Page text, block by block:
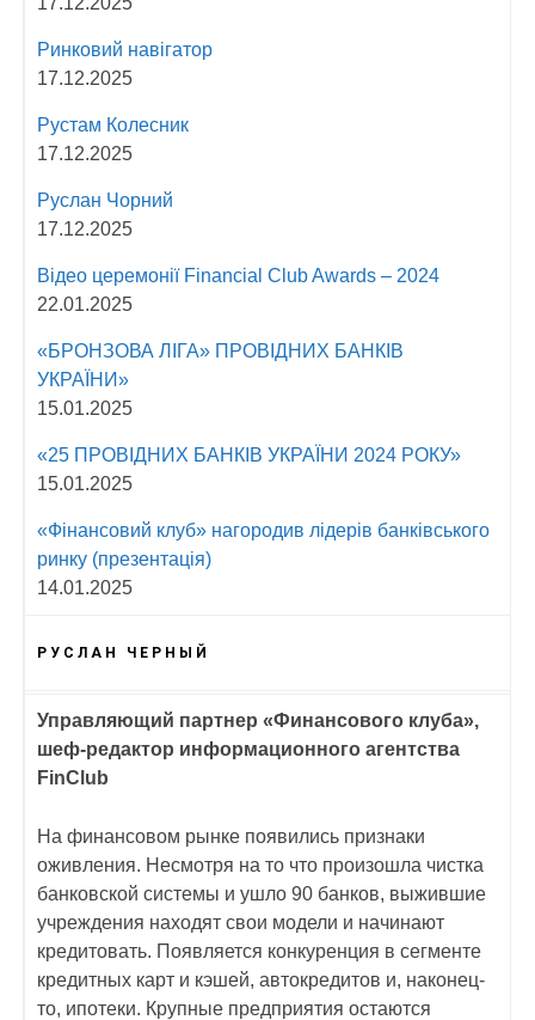
Ринковий навігатор
17.12.2025
Рустам Колесник
17.12.2025
Руслан Чорний
17.12.2025
Відео церемонії Fіnancial Сlub Awards – 2024
22.01.2025
«БРОНЗОВА ЛІГА» ПРОВІДНИХ БАНКІВ
УКРАЇНИ»
15.01.2025
«25 ПРОВІДНИХ БАНКІВ УКРАЇНИ 2024 РОКУ»
15.01.2025
«Фінансовий клуб» нагородив лідерів банківського
ринку (презентація)
14.01.2025
РУСЛАН ЧЕРНЫЙ
Управляющий партнер «Финансового клуба»,
шеф-редактор информационного агентства
FinClub
На финансовом рынке появились признаки
оживления. Несмотря на то что произошла чистка
банковской системы и ушло 90 банков, выжившие
учреждения находят свои модели и начинают
кредитовать. Появляется конкуренция в сегменте
кредитных карт и кэшей, автокредитов и, наконец-
то, ипотеки. Крупные предприятия остаются